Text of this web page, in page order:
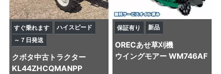
すぐ乗れます
ハイスピード
～７日発送
クボタ中古トラクター
KL44ZHCQMANPP
保証有り 新品
ORECあせ草刈機
ウイングモアー WM746AF